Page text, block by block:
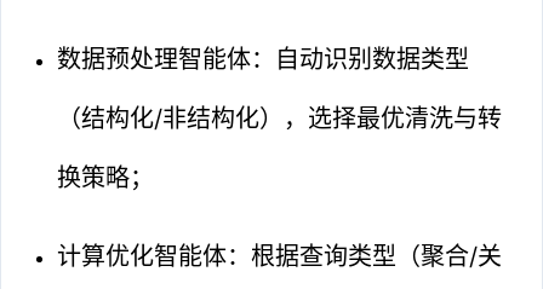
数据预处理智能体：自动识别数据类型
（结构化/非结构化），选择最优清洗与转
换策略；
计算优化智能体：根据查询类型（聚合/关